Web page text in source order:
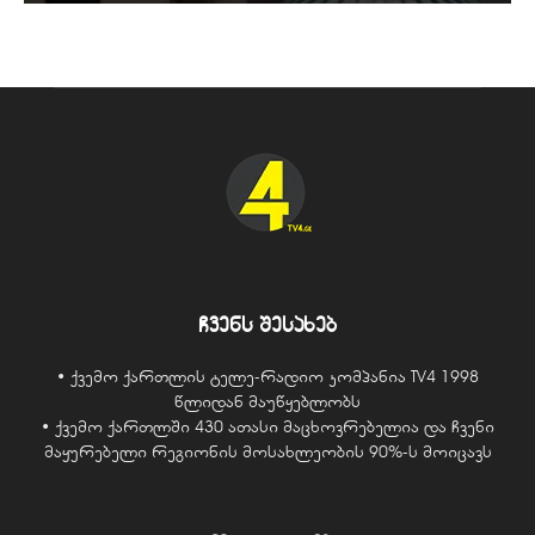
ჩვენს შესახებ
• ქვემო ქართლის ტელე-რადიო კომპანია TV4 1998
წლიდან მაუწყებლობს
• ქვემო ქართლში 430 ათასი მაცხოვრებელია და ჩვენი
მაყურებელი რეგიონის მოსახლეობის 90%-ს მოიცავს